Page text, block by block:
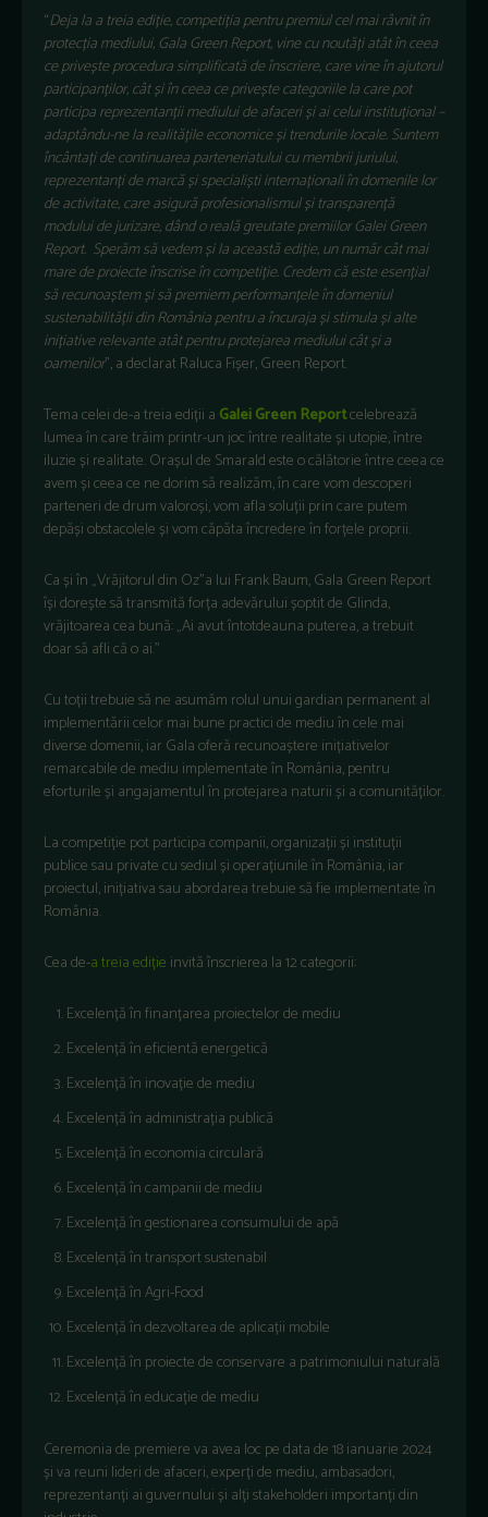
“Deja la a treia ediție, competiția pentru premiul cel mai râvnit în
protecția mediului, Gala Green Report, vine cu noutăți atât în ceea
ce privește procedura simplificată de înscriere, care vine în ajutorul
participanților, cât și în ceea ce privește categoriile la care pot
participa reprezentanții mediului de afaceri și ai celui instituțional –
adaptându-ne la realitățile economice și trendurile locale. Suntem
încântați de continuarea parteneriatului cu membrii juriului,
reprezentanți de marcă și specialiști internaționali în domenile lor
de activitate, care asigură profesionalismul și transparență
modului de jurizare, dând o reală greutate premiilor Galei Green
Report. Sperăm să vedem și la această ediție, un număr cât mai
mare de proiecte înscrise în competiție. Credem că este esențial
să recunoaștem și să premiem performanțele în domeniul
sustenabilității din România pentru a încuraja și stimula și alte
inițiative relevante atât pentru protejarea mediului cât și a
oamenilor”, a declarat Raluca Fișer, Green Report.
Tema celei de-a treia ediții a Galei Green Reportcelebrează
lumea în care trăim printr-un joc între realitate și utopie, între
iluzie și realitate. Orașul de Smarald este o călătorie între ceea ce
avem și ceea ce ne dorim să realizăm, în care vom descoperi
parteneri de drum valoroși, vom afla soluții prin care putem
depăși obstacolele și vom căpăta încredere în forțele proprii.
Ca și în „Vrăjitorul din Oz”a lui Frank Baum, Gala Green Report
își dorește să transmită forța adevărului șoptit de Glinda,
vrăjitoarea cea bună: „Ai avut întotdeauna puterea, a trebuit
doar să afli că o ai.”
Cu toții trebuie să ne asumăm rolul unui gardian permanent al
implementării celor mai bune practici de mediu în cele mai
diverse domenii, iar Gala oferă recunoaștere inițiativelor
remarcabile de mediu implementate în România, pentru
eforturile și angajamentul în protejarea naturii și a comunităților.
La competiție pot participa companii, organizații și instituții
publice sau private cu sediul și operațiunile în România, iar
proiectul, inițiativa sau abordarea trebuie să fie implementate în
România.
Cea de-a treia ediție invită înscrierea la 12 categorii:
Excelență în finanțarea proiectelor de mediu
Excelență în eficientă energetică
Excelență în inovație de mediu
Excelență în administrația publică
Excelență în economia circulară
Excelență în campanii de mediu
Excelență în gestionarea consumului de apă
Excelență în transport sustenabil
Excelență în Agri-Food
Excelență în dezvoltarea de aplicații mobile
Excelență în proiecte de conservare a patrimoniului naturală
Excelență în educație de mediu
Ceremonia de premiere va avea loc pe data de 18 ianuarie 2024
și va reuni lideri de afaceri, experți de mediu, ambasadori,
reprezentanți ai guvernului și alți stakeholderi importanți din